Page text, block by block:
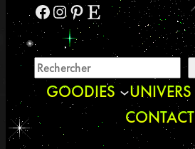
Facebook InstagramPinterest Etsy
GOODIES UNIVERS
CONTACT